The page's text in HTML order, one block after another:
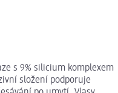
s 9% silicium komplexem
složení podporuje